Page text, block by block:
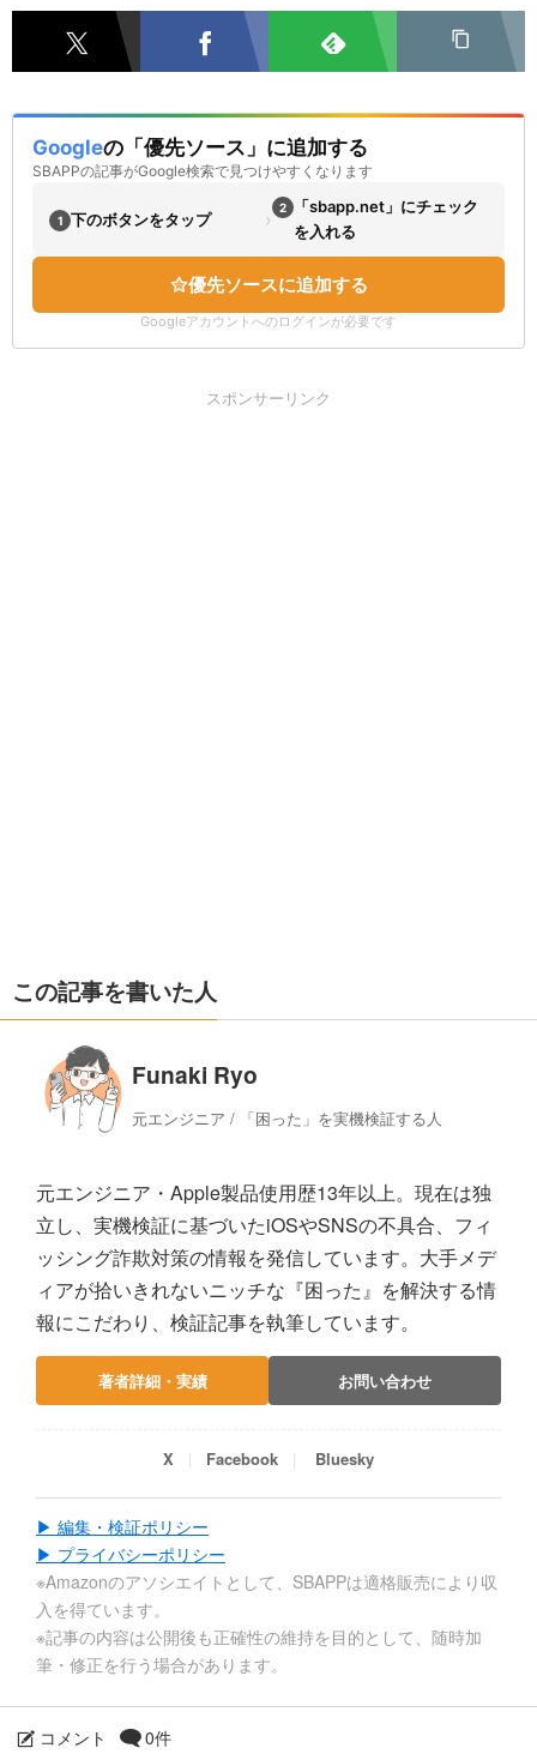
Googleの「優先ソース」に追加する
SBAPPの記事がGoogle検索で見つけやすくなります
1 下のボタンをタップ › 2
「sbapp.net」にチェック
を入れる
優先ソースに追加する
Googleアカウントへのログインが必要です
スポンサーリンク
この記事を書いた人
Funaki Ryo
元エンジニア / 「困った」を実機検証する人
元エンジニア・Apple製品使用歴13年以上。現在は独
立し、実機検証に基づいたiOSやSNSの不具合、フィ
ッシング詐欺対策の情報を発信しています。大手メデ
ィアが拾いきれないニッチな『困った』を解決する情
報にこだわり、検証記事を執筆しています。
著者詳細・実績 お問い合わせ
X Facebook Bluesky
▶ 編集・検証ポリシー
▶ プライバシーポリシー
※Amazonのアソシエイトとして、SBAPPは適格販売により収
入を得ています。
※記事の内容は公開後も正確性の維持を目的として、随時加
筆・修正を行う場合があります。
コメント 0件